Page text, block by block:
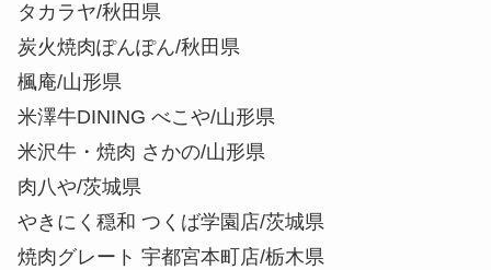
タカラヤ/秋田県
炭火焼肉ぽんぽん/秋田県
楓庵/山形県
米澤牛DINING べこや/山形県
米沢牛・焼肉 さかの/山形県
肉八や/茨城県
やきにく穏和 つくば学園店/茨城県
焼肉グレート 宇都宮本町店/栃木県